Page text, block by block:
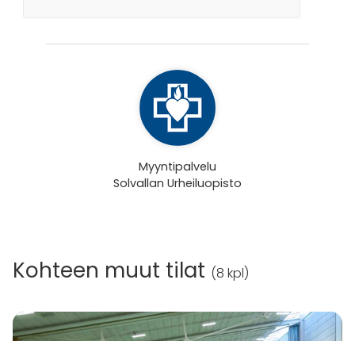
Myyntipalvelu
Solvallan Urheiluopisto
Kohteen muut tilat (8 kpl)